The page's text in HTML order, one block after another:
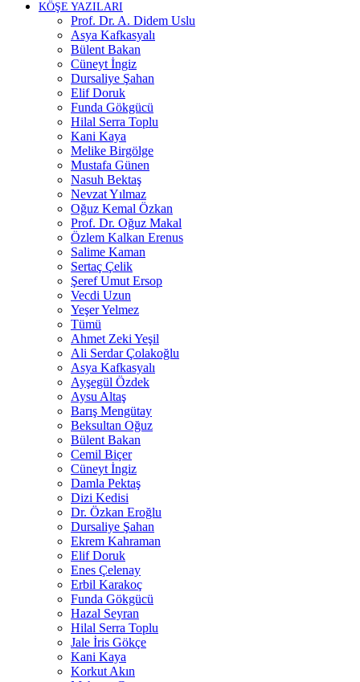
KÖŞE YAZILARI
Prof. Dr. A. Didem Uslu
Asya Kafkasyalı
Bülent Bakan
Cüneyt İngiz
Dursaliye Şahan
Elif Doruk
Funda Gökgücü
Hilal Serra Toplu
Kani Kaya
Melike Birgölge
Mustafa Günen
Nasuh Bektaş
Nevzat Yılmaz
Oğuz Kemal Özkan
Prof. Dr. Oğuz Makal
Özlem Kalkan Erenus
Salime Kaman
Sertaç Çelik
Şeref Umut Ersop
Vecdi Uzun
Yeşer Yelmez
Tümü
Ahmet Zeki Yeşil
Ali Serdar Çolakoğlu
Asya Kafkasyalı
Ayşegül Özdek
Aysu Altaş
Barış Mengütay
Beksultan Oğuz
Bülent Bakan
Cemil Biçer
Cüneyt İngiz
Damla Pektaş
Dizi Kedisi
Dr. Özkan Eroğlu
Dursaliye Şahan
Ekrem Kahraman
Elif Doruk
Enes Çelenay
Erbil Karakoç
Funda Gökgücü
Hazal Seyran
Hilal Serra Toplu
Jale İris Gökçe
Kani Kaya
Korkut Akın